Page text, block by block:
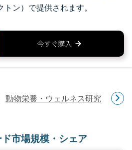
ン）で提供されます。
動物栄養・ウェルネス研究 ペ
市場規模・シェア